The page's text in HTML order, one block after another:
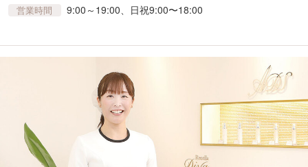
営業時間 9:00～19:00、日祝9:00〜18:00